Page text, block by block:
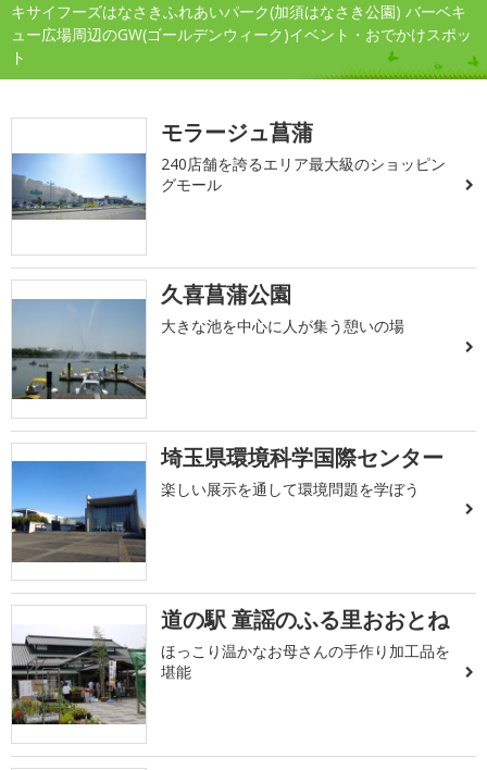
キサイフーズはなさきふれあいパーク(加須はなさき公園) バーベキ
ュー広場周辺のGW(ゴールデンウィーク)イベント・おでかけスポッ
ト
モラージュ菖蒲
240店舗を誇るエリア最大級のショッピン
グモール
久喜菖蒲公園
大きな池を中心に人が集う憩いの場
埼玉県環境科学国際センター
楽しい展示を通して環境問題を学ぼう
道の駅 童謡のふる里おおとね
ほっこり温かなお母さんの手作り加工品を
堪能